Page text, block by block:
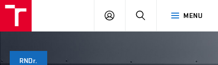
MENU
PŘIHLÁSIT
RNDr.